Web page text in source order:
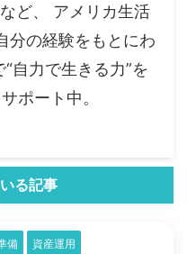
ど、 アメリカ生活
分の経験をもとにわ
自力で生きる力”を
ポート中。
る記事
備 資産運用